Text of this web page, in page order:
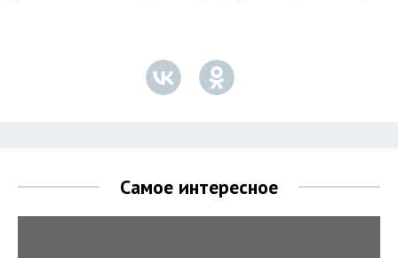
Самое интересное